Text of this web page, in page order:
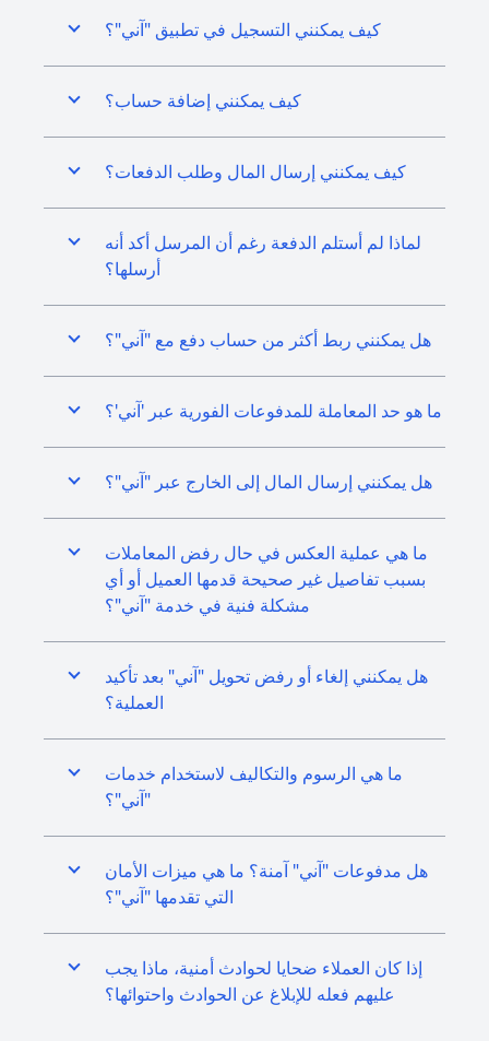
كيف يمكنني التسجيل في تطبيق "آني"؟
كيف يمكنني إضافة حساب؟
كيف يمكنني إرسال المال وطلب الدفعات؟
لماذا لم أستلم الدفعة رغم أن المرسل أكد أنه
أرسلها؟
هل يمكنني ربط أكثر من حساب دفع مع "آني"؟
ما هو حد المعاملة للمدفوعات الفورية عبر 'آني'؟
هل يمكنني إرسال المال إلى الخارج عبر "آني"؟
ما هي عملية العكس في حال رفض المعاملات
بسبب تفاصيل غير صحيحة قدمها العميل أو أي
مشكلة فنية في خدمة "آني"؟
هل يمكنني إلغاء أو رفض تحويل "آني" بعد تأكيد
العملية؟
ما هي الرسوم والتكاليف لاستخدام خدمات
"آني"؟
هل مدفوعات "آني" آمنة؟ ما هي ميزات الأمان
التي تقدمها "آني"؟
إذا كان العملاء ضحايا لحوادث أمنية، ماذا يجب
عليهم فعله للإبلاغ عن الحوادث واحتوائها؟